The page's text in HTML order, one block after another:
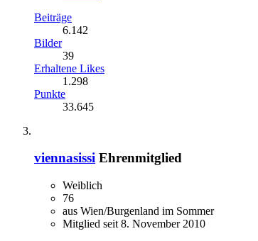
Beiträge
6.142
Bilder
39
Erhaltene Likes
1.298
Punkte
33.645
viennasissi Ehrenmitglied
Weiblich
76
aus Wien/Burgenland im Sommer
Mitglied seit 8. November 2010